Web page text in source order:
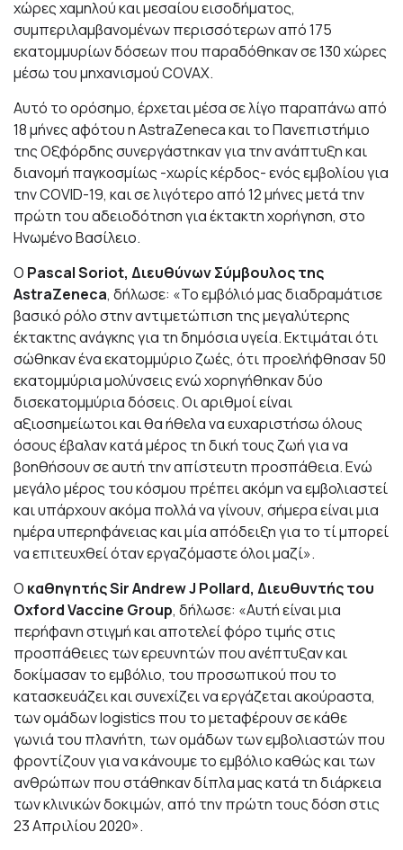
χώρες χαμηλού και μεσαίου εισοδήματος,
συμπεριλαμβανομένων περισσότερων από 175
εκατομμυρίων δόσεων που παραδόθηκαν σε 130 χώρες
μέσω του μηχανισμού COVAX.
Αυτό το ορόσημο, έρχεται μέσα σε λίγο παραπάνω από
18 μήνες αφότου η AstraZeneca και το Πανεπιστήμιο
της Οξφόρδης συνεργάστηκαν για την ανάπτυξη και
διανομή παγκοσμίως -χωρίς κέρδος- ενός εμβολίου για
την COVID-19, και σε λιγότερο από 12 μήνες μετά την
πρώτη του αδειοδότηση για έκτακτη χορήγηση, στο
Ηνωμένο Βασίλειο.
Ο Pascal Soriot, Διευθύνων Σύμβουλος της
AstraZeneca, δήλωσε: «Το εμβόλιό μας διαδραμάτισε
βασικό ρόλο στην αντιμετώπιση της μεγαλύτερης
έκτακτης ανάγκης για τη δημόσια υγεία. Εκτιμάται ότι
σώθηκαν ένα εκατομμύριο ζωές, ότι προελήφθησαν 50
εκατομμύρια μολύνσεις ενώ χορηγήθηκαν δύο
δισεκατομμύρια δόσεις. Οι αριθμοί είναι
αξιοσημείωτοι και θα ήθελα να ευχαριστήσω όλους
όσους έβαλαν κατά μέρος τη δική τους ζωή για να
βοηθήσουν σε αυτή την απίστευτη προσπάθεια. Ενώ
μεγάλο μέρος του κόσμου πρέπει ακόμη να εμβολιαστεί
και υπάρχουν ακόμα πολλά να γίνουν, σήμερα είναι μια
ημέρα υπερηφάνειας και μία απόδειξη για το τί μπορεί
να επιτευχθεί όταν εργαζόμαστε όλοι μαζί».
Ο καθηγητής Sir Andrew J Pollard, Διευθυντής του
Oxford Vaccine Group, δήλωσε: «Αυτή είναι μια
περήφανη στιγμή και αποτελεί φόρο τιμής στις
προσπάθειες των ερευνητών που ανέπτυξαν και
δοκίμασαν το εμβόλιο, του προσωπικού που το
κατασκευάζει και συνεχίζει να εργάζεται ακούραστα,
των ομάδων logistics που το μεταφέρουν σε κάθε
γωνιά του πλανήτη, των ομάδων των εμβολιαστών που
φροντίζουν για να κάνουμε το εμβόλιο καθώς και των
ανθρώπων που στάθηκαν δίπλα μας κατά τη διάρκεια
των κλινικών δοκιμών, από την πρώτη τους δόση στις
23 Απριλίου 2020».